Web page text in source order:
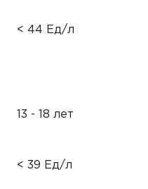
< 44 Ед/л
13 - 18 лет
< 39 Ед/л